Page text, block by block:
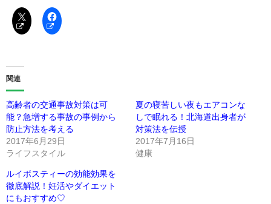
関連
高齢者の交通事故対策は可
能？急増する事故の事例から
防止方法を考える
2017年6月29日
ライフスタイル
夏の寝苦しい夜もエアコンな
しで眠れる！北海道出身者が
対策法を伝授
2017年7月16日
健康
ルイボスティーの効能効果を
徹底解説！妊活やダイエット
にもおすすめ♡